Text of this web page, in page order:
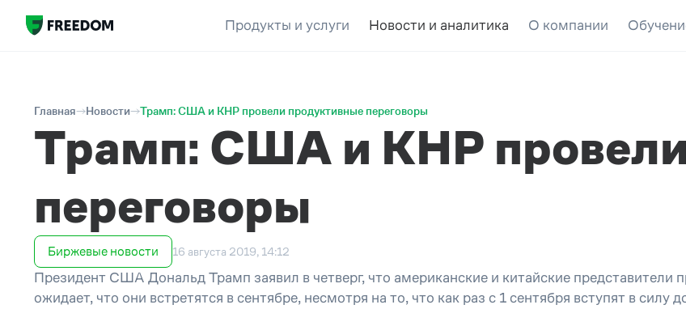
Продукты и услуги Новости и аналитика О компании
Главная Новости Трамп: США и КНР провели продуктивные переговоры
Трамп: США и КНР
переговоры
Биржевые новости 16 августа 2019, 14:12
Президент США Дональд Трамп заявил в четверг, что американские и китайские представители
ожидает, что они встретятся в сентябре, несмотря на то, что как раз с 1 сентября вступят в